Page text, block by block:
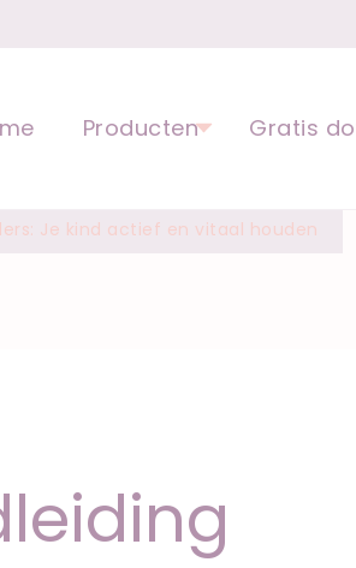
voor kinderen |
Producten Gratis
Je kind actief en vitaal houden